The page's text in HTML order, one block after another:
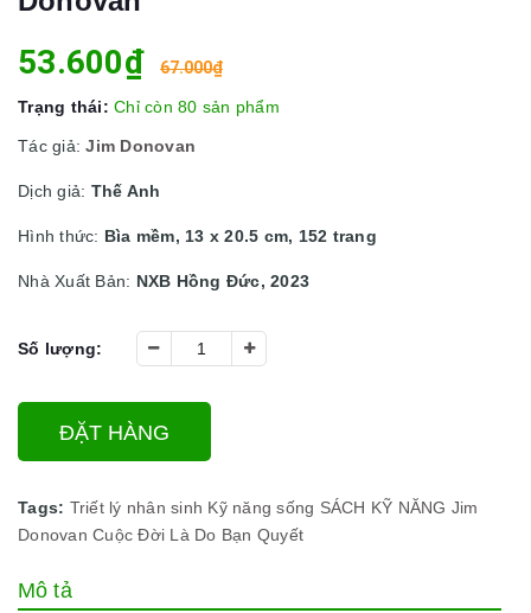
53.600₫ 67.000₫
Trạng thái: Chỉ còn 80 sản phẩm
Tác giả:Jim Donovan
Dịch giả: Thế Anh
Hình thức: Bìa mềm, 13 x 20.5 cm, 152 trang
Nhà Xuất Bản: NXB Hồng Đức, 2023
Số lượng:
ĐẶT HÀNG
Tags: Triết lý nhân sinh Kỹ năng sống SÁCH KỸ NĂNG Jim
Donovan Cuộc Đời Là Do Bạn Quyết
Mô tả